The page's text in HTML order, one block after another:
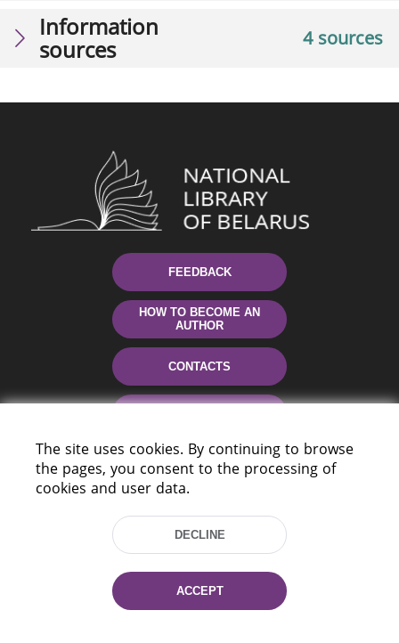
4 sources
Information
sources
FEEDBACK
HOW TO BECOME AN
AUTHOR
CONTACTS
220114, Niezaležnasci Ave. 116, Minsk,
The site uses cookies. By continuing to browse
the pages, you consent to the processing of
cookies and user data.
DECLINE
ACCEPT